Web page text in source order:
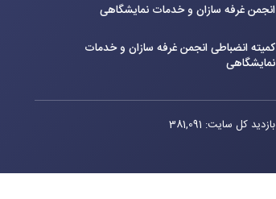
انجمن غرفه سازان و خدمات نمایشگاهی
کمیته انضباطی انجمن غرفه سازان و خدمات
نمایشگاهی
بازدید کل سایت: 381,091